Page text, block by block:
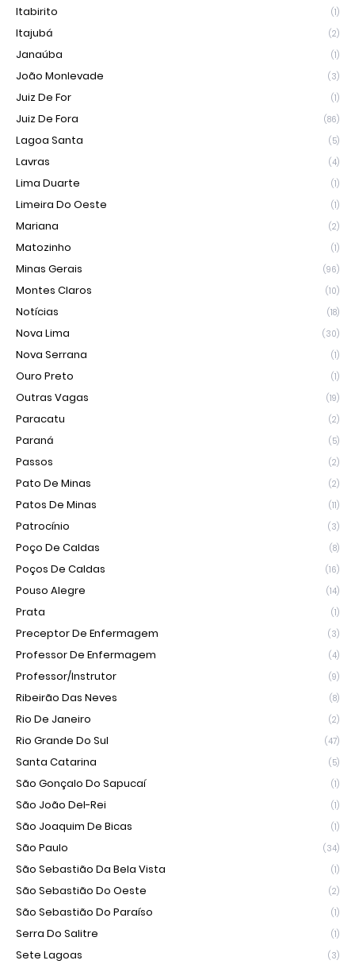
Itabirito (1)
Itajubá (2)
Janaúba (1)
João Monlevade (3)
Juiz De For (1)
Juiz De Fora (86)
Lagoa Santa (5)
Lavras (4)
Lima Duarte (1)
Limeira Do Oeste (1)
Mariana (2)
Matozinho (1)
Minas Gerais (96)
Montes Claros (10)
Notícias (18)
Nova Lima (30)
Nova Serrana (1)
Ouro Preto (1)
Outras Vagas (19)
Paracatu (2)
Paraná (5)
Passos (2)
Pato De Minas (2)
Patos De Minas (11)
Patrocínio (3)
Poço De Caldas (8)
Poços De Caldas (16)
Pouso Alegre (14)
Prata (1)
Preceptor De Enfermagem (3)
Professor De Enfermagem (4)
Professor/Instrutor (9)
Ribeirão Das Neves (8)
Rio De Janeiro (2)
Rio Grande Do Sul (47)
Santa Catarina (5)
São Gonçalo Do Sapucaí (1)
São João Del-Rei (1)
São Joaquim De Bicas (1)
São Paulo (34)
São Sebastião Da Bela Vista (1)
São Sebastião Do Oeste (2)
São Sebastião Do Paraíso (1)
Serra Do Salitre (1)
Sete Lagoas (3)